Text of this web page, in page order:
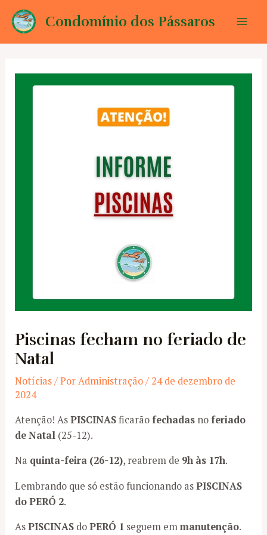
para
Condomínio dos Pássaros
Piscinas fecham no feriado de
Natal
Notícias/ PorAdministração/ 24 de dezembro de
2024
Atenção! AsPISCINASficarãofechadas noferiado
de Natal (25-12).
Na quinta-feira (26-12), reabrem de 9h às 17h.
Lembrando que só estão funcionando asPISCINAS
do PERÓ 2.
AsPISCINAS doPERÓ 1 seguem emmanutenção.